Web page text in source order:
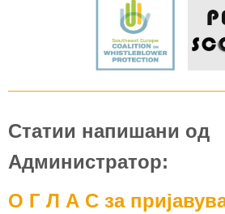
Статии напишани од
Администратор:
О Г Л А С за